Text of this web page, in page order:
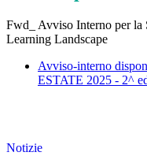
Fwd_ Avviso Interno per la
Learning Landscape
Avviso-interno
ESTATE 2025 - 2^
Notizie